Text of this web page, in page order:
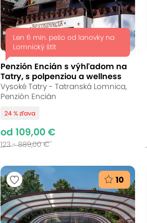
Len 6 min. pešo od lanovky na
Lomnický štít
Penzión Encián s výhľadom na
Tatry, s polpenziou a wellness
Vysoké Tatry - Tatranská Lomnica,
Penzión Encián
24 % zľava
od 109,00 €
123 - 889,00 €
10